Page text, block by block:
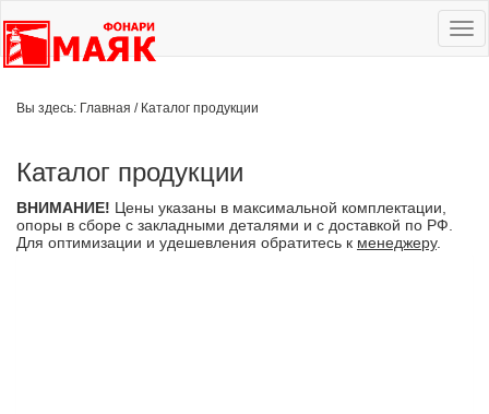
Вы здесь: Главная / Каталог продукции
Каталог продукции
ВНИМАНИЕ! Цены указаны в максимальной комплектации,
опоры в сборе с закладными деталями и с доставкой по РФ.
Для оптимизации и удешевления обратитесь к менеджеру.